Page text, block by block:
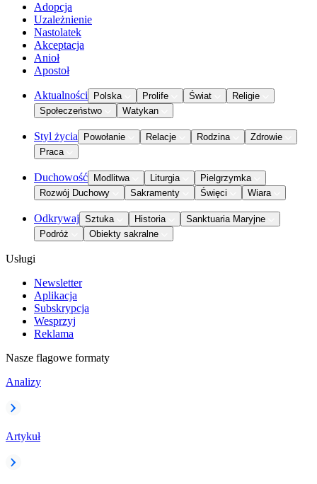
Adopcja
Uzależnienie
Nastolatek
Akceptacja
Anioł
Apostoł
Aktualności Polska Prolife Świat
Religie
Społeczeństwo
Watykan
Styl życia Powołanie Relacje Rodzina
Zdrowie
Praca
Duchowość Modlitwa Liturgia
Pielgrzymka
Rozwój Duchowy
Sakramenty Święci Wiara
Odkrywaj Sztuka Historia
Sanktuaria Maryjne
Podróż
Obiekty sakralne
Usługi
Newsletter
Aplikacja
Subskrypcja
Wesprzyj
Reklama
Nasze flagowe formaty
Analizy
Artykuł